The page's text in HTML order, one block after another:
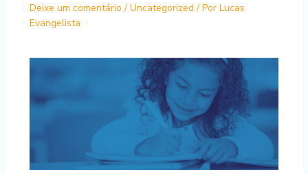
Deixe um comentário / Uncategorized / Por Lucas
Evangelista